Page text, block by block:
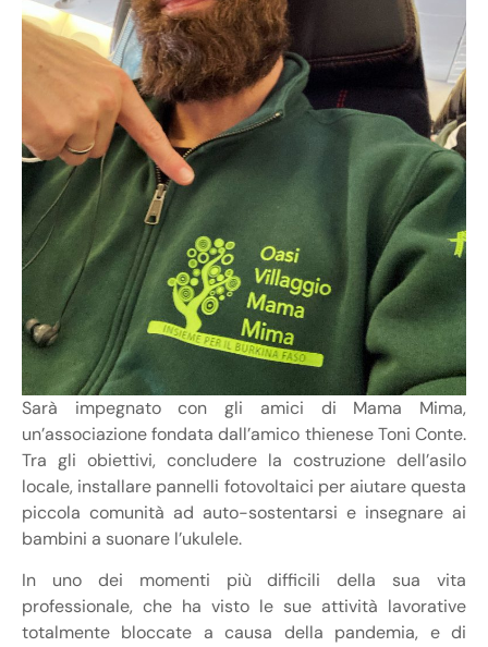
Sarà impegnato con gli amici di Mama Mima,
un’associazione fondata dall’amico thienese Toni Conte.
Tra gli obiettivi, concludere la costruzione dell’asilo
locale, installare pannelli fotovoltaici per aiutare questa
piccola comunità ad auto-sostentarsi e insegnare ai
bambini a suonare l’ukulele.
In uno dei momenti più difficili della sua vita
professionale, che ha visto le sue attività lavorative
totalmente bloccate a causa della pandemia, e di